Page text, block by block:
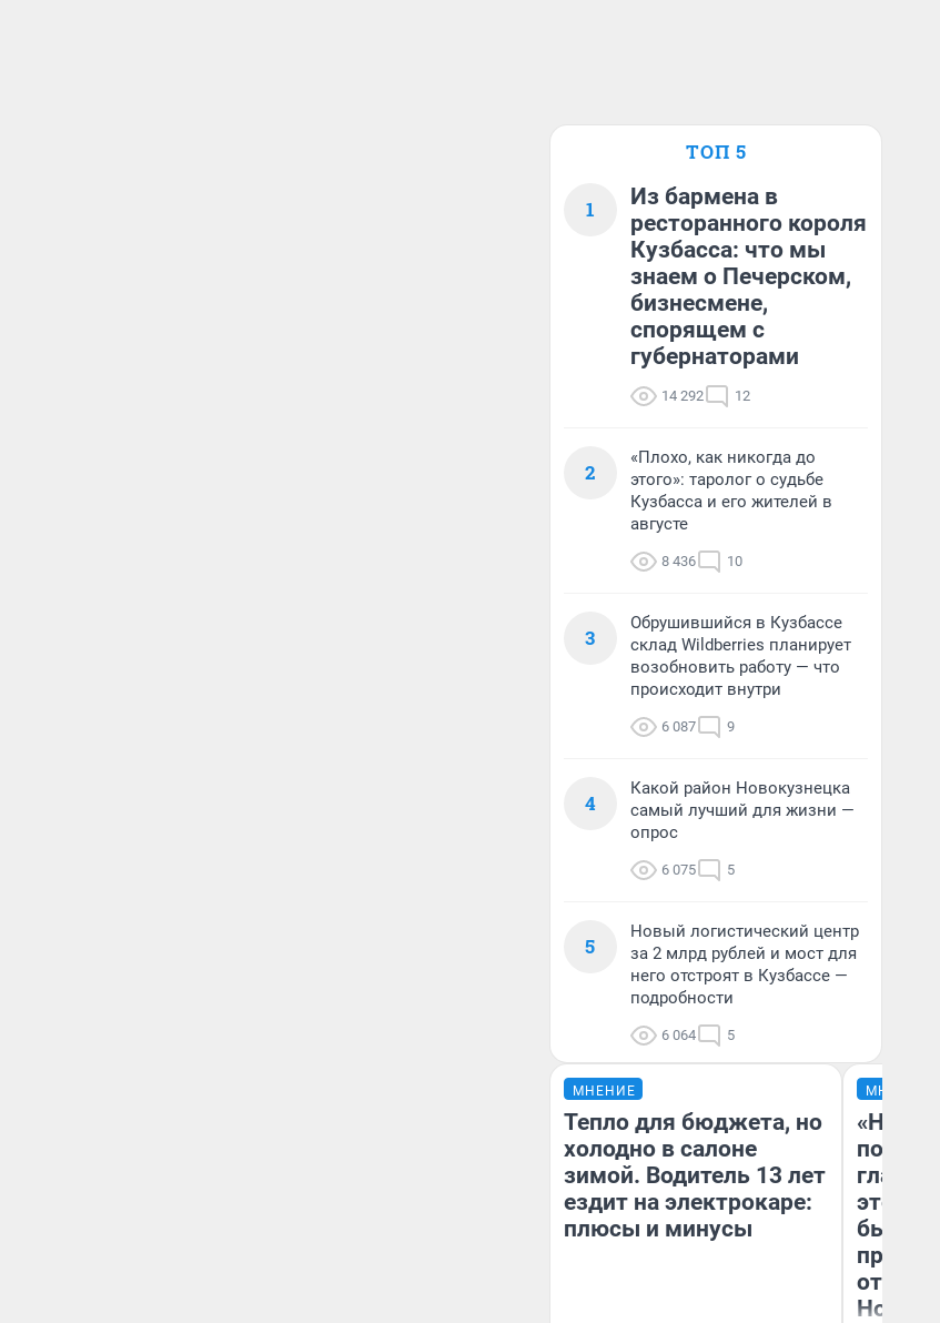
ТОП 5
1
Из бармена в
ресторанного короля
Кузбасса: что мы
знаем о Печерском,
бизнесмене,
спорящем с
губернаторами
14 292 12
2
«Плохо, как никогда до
этого»: таролог о судьбе
Кузбасса и его жителей в
августе
8 436 10
3
Обрушившийся в Кузбассе
склад Wildberries планирует
возобновить работу — что
происходит внутри
6 087 9
4
Какой район Новокузнецка
самый лучший для жизни —
опрос
6 075 5
5
Новый логистический центр
за 2 млрд рублей и мост для
него отстроят в Кузбассе —
подробности
6 064 5
МНЕНИЕ
Тепло для бюджета, но
холодно в салоне
зимой. Водитель 13 лет
ездит на электрокаре:
плюсы и минусы
МНЕНИЕ
этого
бьет
отзыв
Нолана